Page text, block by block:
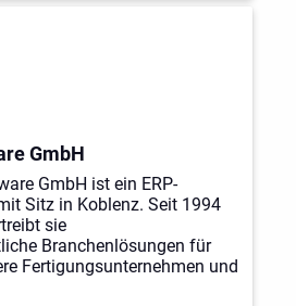
GmbH
GmbH ist ein ERP-
Sitz in Koblenz. Seit 1994
sie
Branchenlösungen für
Fertigungsunternehmen und